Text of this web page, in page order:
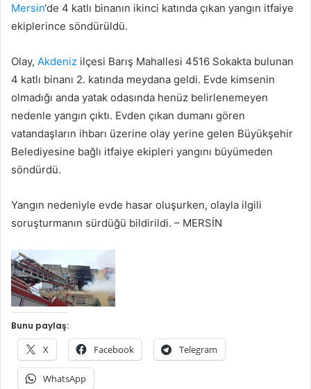
Mersin‘de 4 katlı binanın ikinci katında çıkan yangın itfaiye
ekiplerince söndürüldü.
Olay, Akdeniz ilçesi Barış Mahallesi 4516 Sokakta bulunan
4 katlı binanı 2. katında meydana geldi. Evde kimsenin
olmadığı anda yatak odasında henüz belirlenemeyen
nedenle yangın çıktı. Evden çıkan dumanı gören
vatandaşların ihbarı üzerine olay yerine gelen Büyükşehir
Belediyesine bağlı itfaiye ekipleri yangını büyümeden
söndürdü.
Yangın nedeniyle evde hasar oluşurken, olayla ilgili
soruşturmanın sürdüğü bildirildi. – MERSİN
Bunu paylaş:
X Facebook Telegram
WhatsApp